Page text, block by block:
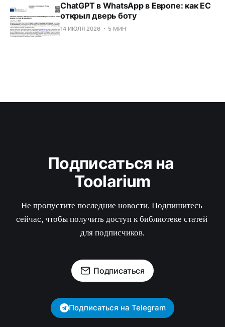
ChatGPT в WhatsApp в Европе: как ЕС
открыл дверь боту
14 ИЮЛЯ 2026 5 МИН
Подписаться на
Toolarium
Не пропустите последние новости. Подпишитесь
сейчас, чтобы получить доступ к библиотеке статей
для подписчиков.
Подписаться
Подписаться на Telegram